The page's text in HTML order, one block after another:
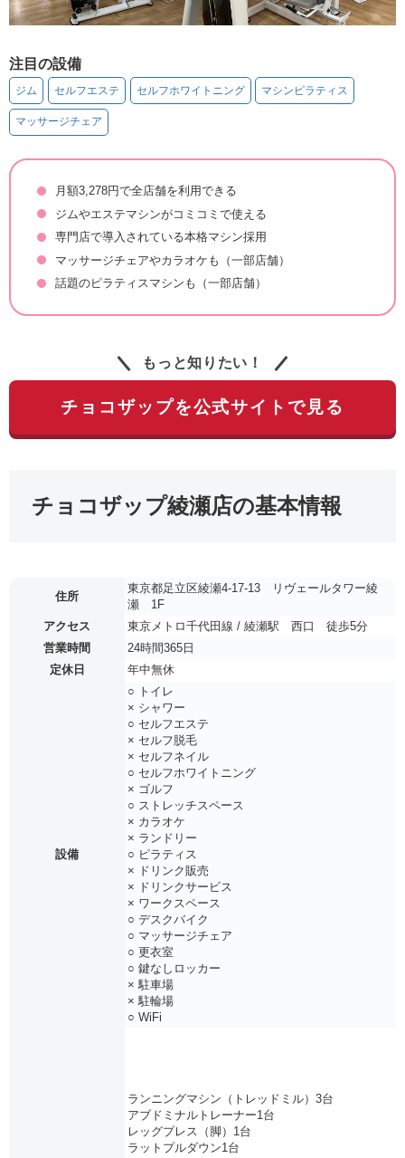
注目の設備
ジム セルフエステ セルフホワイトニング マシンピラティス
マッサージチェア
月額3,278円で全店舗を利用できる
ジムやエステマシンがコミコミで使える
専門店で導入されている本格マシン採用
マッサージチェアやカラオケも（一部店舗）
話題のピラティスマシンも（一部店舗）
もっと知りたい！
チョコザップを公式サイトで見る
チョコザップ綾瀬店の基本情報
住所
東京都足立区綾瀬4-17-13 リヴェールタワー綾
瀬 1F
アクセス
東京メトロ千代田線 / 綾瀬駅 西口 徒歩5分
営業時間
24時間365日
定休日
年中無休
設備
○ トイレ
× シャワー
○ セルフエステ
× セルフ脱毛
× セルフネイル
○ セルフホワイトニング
× ゴルフ
○ ストレッチスペース
× カラオケ
× ランドリー
○ ピラティス
× ドリンク販売
× ドリンクサービス
× ワークスペース
○ デスクバイク
○ マッサージチェア
○ 更衣室
○ 鍵なしロッカー
× 駐車場
× 駐輪場
○ WiFi
ランニングマシン（トレッドミル）3台
アブドミナルトレーナー1台
レッグプレス（脚）1台
ラットプルダウン1台